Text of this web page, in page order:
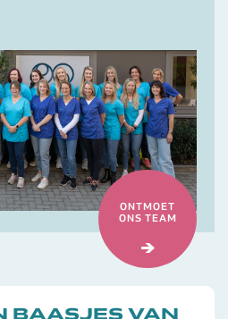
ONTMOET
ONS TEAM
BAASJES VAN